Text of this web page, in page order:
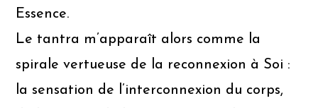
Essence.
Le tantra m’apparaît alors comme la
spirale vertueuse de la reconnexion à Soi :
la sensation de l’interconnexion du corps,